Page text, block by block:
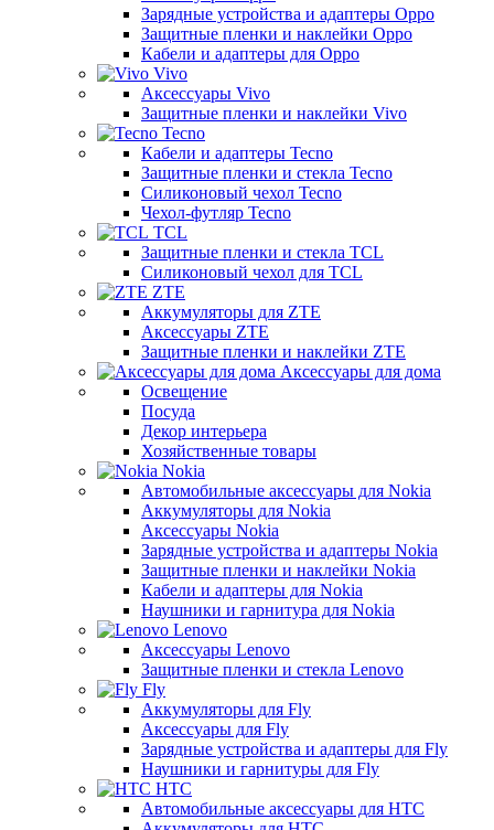
Зарядные устройства и адаптеры Oppo
Защитные пленки и наклейки Oppo
Кабели и адаптеры для Oppo
Vivo
Аксессуары Vivo
Защитные пленки и наклейки Vivo
Tecno
Кабели и адаптеры Tecno
Защитные пленки и стекла Tecno
Силиконовый чехол Tecno
Чехол-футляр Tecno
TCL
Защитные пленки и стекла TCL
Силиконовый чехол для TCL
ZTE
Аккумуляторы для ZTE
Аксессуары ZTE
Защитные пленки и наклейки ZTE
Аксессуары для дома
Освещение
Посуда
Декор интерьера
Хозяйственные товары
Nokia
Автомобильные аксессуары для Nokia
Аккумуляторы для Nokia
Аксессуары Nokia
Зарядные устройства и адаптеры Nokia
Защитные пленки и наклейки Nokia
Кабели и адаптеры для Nokia
Наушники и гарнитура для Nokia
Lenovo
Аксессуары Lenovo
Защитные пленки и стекла Lenovo
Fly
Аккумуляторы для Fly
Аксессуары для Fly
Зарядные устройства и адаптеры для Fly
Наушники и гарнитуры для Fly
HTC
Автомобильные аксессуары для HTC